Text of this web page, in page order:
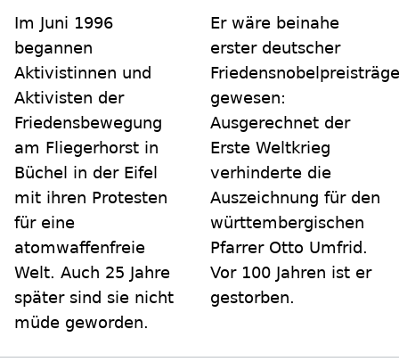
Im Juni 1996
begannen
Aktivistinnen und
Aktivisten der
Friedensbewegung
am Fliegerhorst in
Büchel in der Eifel
mit ihren Protesten
für eine
atomwaffenfreie
Welt. Auch 25 Jahre
später sind sie nicht
müde geworden.
Er wäre beinahe
erster deutscher
gewesen:
Ausgerechnet der
Erste Weltkrieg
verhinderte die
Auszeichnung für den
württembergischen
Pfarrer Otto Umfrid.
Vor 100 Jahren ist er
gestorben.